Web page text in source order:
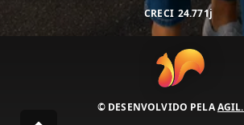
CRECI 24.771j
© DESENVOLVIDO PELA